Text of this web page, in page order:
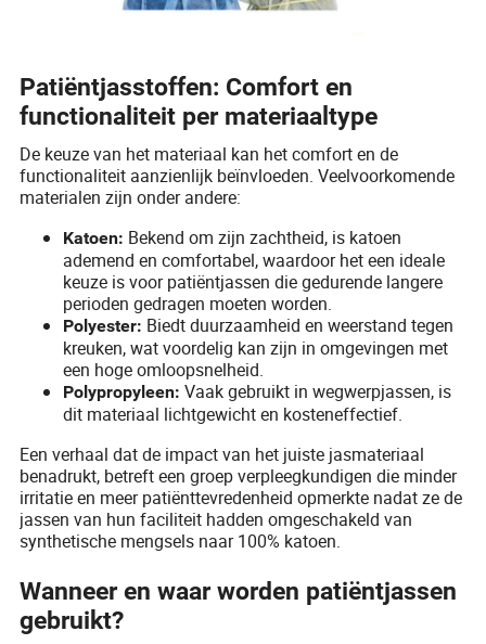
Patiëntjasstoffen: Comfort en
functionaliteit per materiaaltype
De keuze van het materiaal kan het comfort en de
functionaliteit aanzienlijk beïnvloeden. Veelvoorkomende
materialen zijn onder andere:
Katoen: Bekend om zijn zachtheid, is katoen
ademend en comfortabel, waardoor het een ideale
keuze is voor patiëntjassen die gedurende langere
perioden gedragen moeten worden.
Polyester: Biedt duurzaamheid en weerstand tegen
kreuken, wat voordelig kan zijn in omgevingen met
een hoge omloopsnelheid.
Polypropyleen: Vaak gebruikt in wegwerpjassen, is
dit materiaal lichtgewicht en kosteneffectief.
Een verhaal dat de impact van het juiste jasmateriaal
benadrukt, betreft een groep verpleegkundigen die minder
irritatie en meer patiënttevredenheid opmerkte nadat ze de
jassen van hun faciliteit hadden omgeschakeld van
synthetische mengsels naar 100% katoen.
Wanneer en waar worden patiëntjassen
gebruikt?